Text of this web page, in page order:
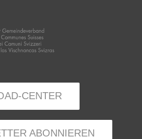
CENTER
ABONNIEREN